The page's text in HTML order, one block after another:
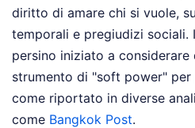
diritto di amare chi si vuole,
temporali e pregiudizi sociali.
persino iniziato a considerare
strumento di "soft power"
come riportato in diverse
come Bangkok Post.